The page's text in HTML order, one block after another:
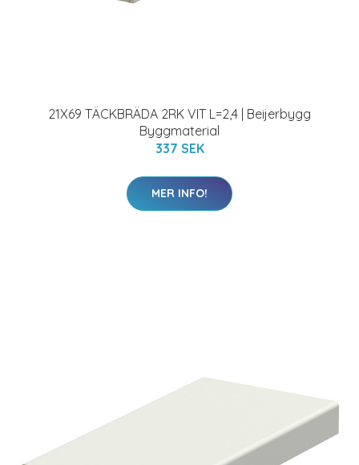
21X69 TÄCKBRÄDA 2RK VIT L=2,4 | Beijerbygg
Byggmaterial
337 SEK
MER INFO!